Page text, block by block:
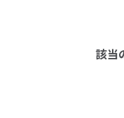
該当